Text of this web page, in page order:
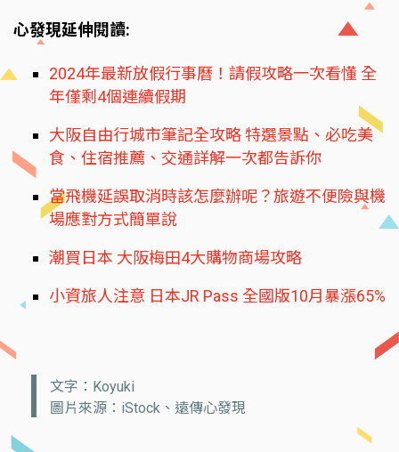
心發現延伸閱讀:
2024年最新放假行事曆！請假攻略一次看懂 全
年僅剩4個連續假期
大阪自由行城市筆記全攻略 特選景點、必吃美
食、住宿推薦、交通詳解一次都告訴你
當飛機延誤取消時該怎麼辦呢？旅遊不便險與機
場應對方式簡單說
潮買日本 大阪梅田4大購物商場攻略
小資旅人注意 日本JR Pass 全國版10月暴漲65%
文字：Koyuki
圖片來源：iStock、遠傳心發現